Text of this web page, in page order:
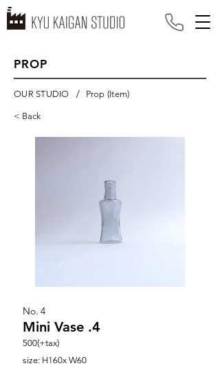
PROP
OUR STUDIO / Prop (Item)
< Back
No. 4
Mini Vase .4
500(+tax)
size: H160x W60